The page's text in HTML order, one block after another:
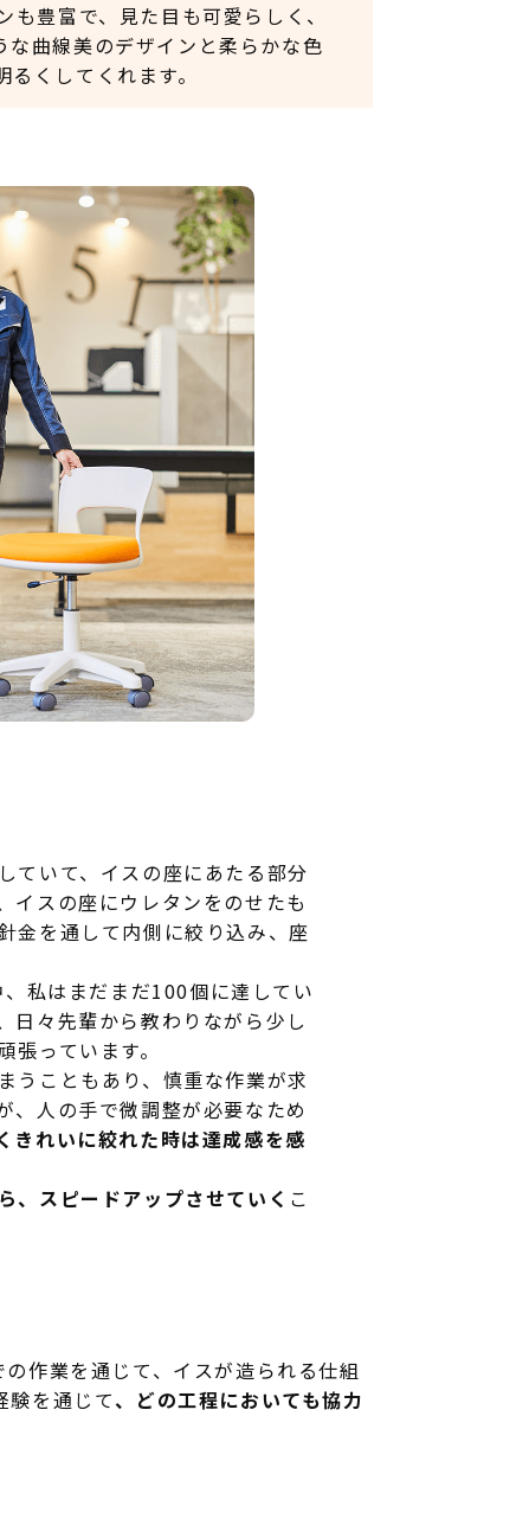
豊富で、見た目も可愛らしく、
曲線美のデザインと柔らかな色
くしてくれます。
ていて、イスの座にあたる部分
イスの座にウレタンをのせたも
金を通して内側に絞り込み、座
私はまだまだ100個に達してい
日々先輩から教わりながら少し
っています。
うこともあり、慎重な作業が求
、人の手で微調整が必要なため
きれいに絞れた時は達成感を感
、スピードアップさせていく こ
作業を通じて、イスが造られる仕組
験を通じて、どの工程においても協力